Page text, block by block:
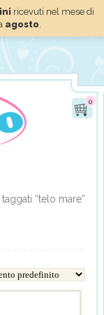
ricevuti nel mese di
agosto.
0
“telo mare”